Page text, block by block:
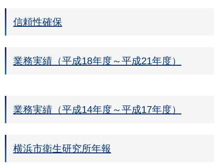
信頼性確保
業務実績（平成18年度～平成21年度）
業務実績（平成14年度～平成17年度）
横浜市衛生研究所年報